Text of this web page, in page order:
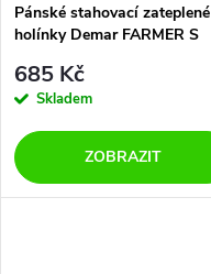
Pánské stahovací zateplené
holínky Demar FARMER S
685 Kč
Skladem
ZOBRAZIT